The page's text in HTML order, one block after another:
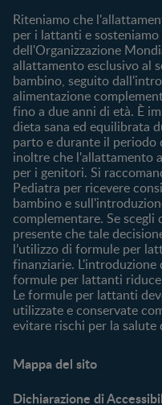
FAQ
Contattaci
Chi Siamo
Acquista
Cerca prodotto
I nostri brand
Cerca un negozio
Riteniamo che
per i lattanti e
dell'Organizzazione
allattamento esclusivo al
bambino, seguito
alimentazione
fino a due anni di età. È
dieta sana ed equilibrata
parto e durante il periodo
inoltre che l'allattamento
per i genitori. Si
Pediatra per ricevere
bambino e
complementare. Se
presente che tale
l’utilizzo di formule per
finanziarie.
formule per lattanti
Le formule per lattanti
utilizzate e conservate
evitare rischi per la salute
Mappa del sito
Dichiarazione di